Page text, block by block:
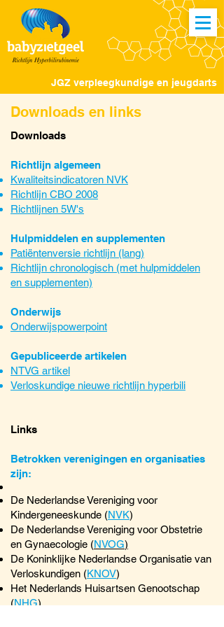
JGZ verpleegkundige en jeugdarts
Downloads en links
Downloads
Richtlijn algemeen
Kwaliteitsindicatoren NVK
Richtlijn CBO 2008
Richtlijnen 5W's
Hulpmiddelen en supplementen
Patiëntenversie richtlijn (lang)
Richtlijn chronologisch (met hulpmiddelen
en supplementen)
Onderwijs
Onderwijspowerpoint
Gepubliceerde artikelen
NTVG artikel
Verloskundige nieuwe richtlijn hyperbili
Links
Betrokken verenigingen en organisaties
zijn:
De Nederlandse Vereniging voor
Kindergeneeskunde (NVK)
De Nederlandse Vereniging voor Obstetrie
en Gynaecologie (NVOG)
De Koninklijke Nederlandse Organisatie van
Verloskundigen (KNOV)
Het Nederlands Huisartsen Genootschap
(NHG)